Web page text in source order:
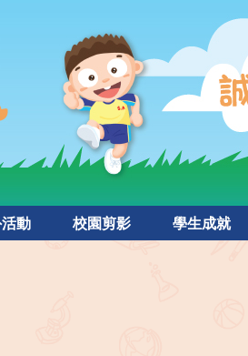
動 校園剪影 學生成就